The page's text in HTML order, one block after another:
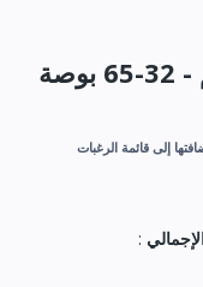
حامل شاشة متحرك 40 سم - 32-65 بوصة
: